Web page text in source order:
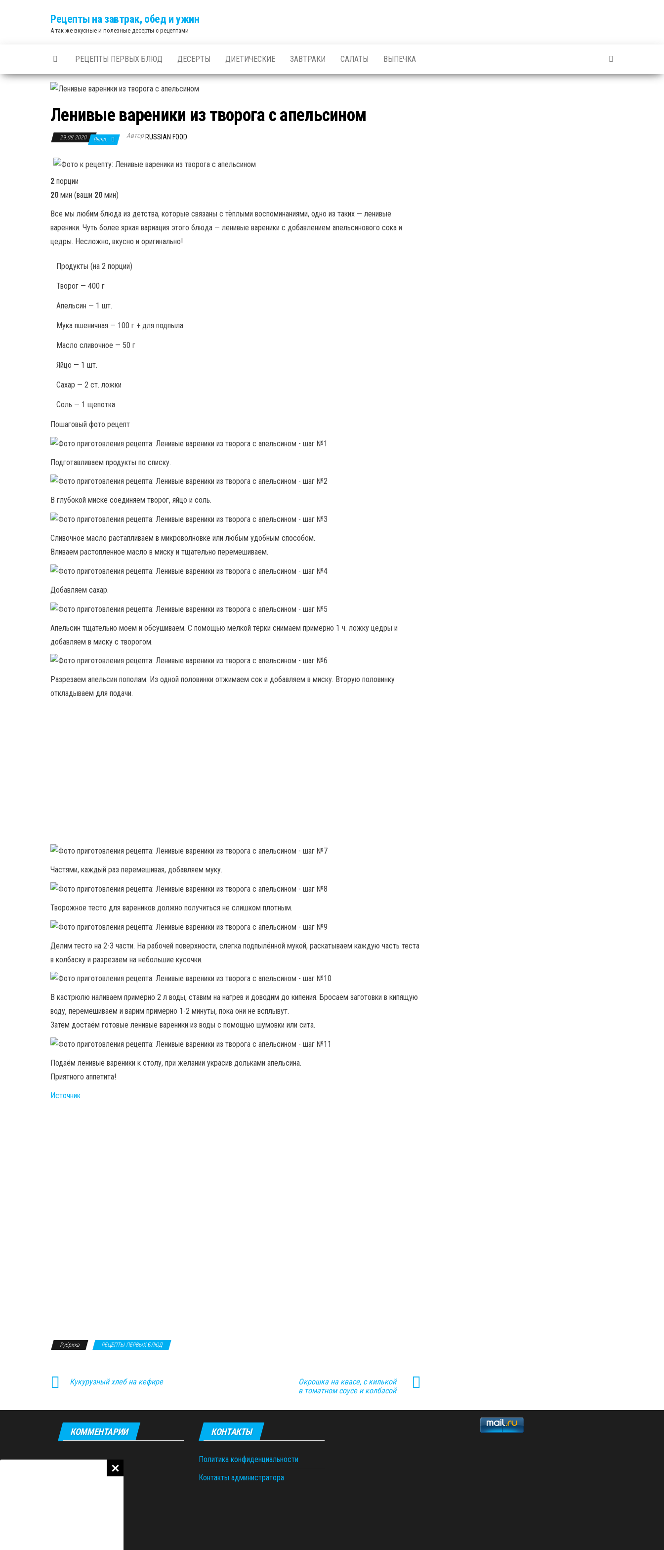
Рецепты на завтрак, обед и ужин
А так же вкусные и полезные десерты с рецептами
РЕЦЕПТЫ ПЕРВЫХ БЛЮД ДЕСЕРТЫ ДИЕТИЧЕСКИЕ ЗАВТРАКИ САЛАТЫ ВЫПЕЧКА
Ленивые вареники из творога с апельсином
29.08.2020 Выкл. Автор RUSSIAN FOOD
2 порции
20 мин (ваши 20 мин)
Все мы любим блюда из детства, которые связаны с тёплыми воспоминаниями, одно из таких — ленивые
вареники. Чуть более яркая вариация этого блюда — ленивые вареники с добавлением апельсинового сока и
цедры. Несложно, вкусно и оригинально!
Продукты (на 2 порции)
Творог — 400 г
Апельсин — 1 шт.
Мука пшеничная — 100 г + для подпыла
Масло сливочное — 50 г
Яйцо — 1 шт.
Сахар — 2 ст. ложки
Соль — 1 щепотка
Пошаговый фото рецепт
Подготавливаем продукты по списку.
В глубокой миске соединяем творог, яйцо и соль.
Сливочное масло растапливаем в микроволновке или любым удобным способом.
Вливаем растопленное масло в миску и тщательно перемешиваем.
Добавляем сахар.
Апельсин тщательно моем и обсушиваем. С помощью мелкой тёрки снимаем примерно 1 ч. ложку цедры и
добавляем в миску с творогом.
Разрезаем апельсин пополам. Из одной половинки отжимаем сок и добавляем в миску. Вторую половинку
откладываем для подачи.
Частями, каждый раз перемешивая, добавляем муку.
Творожное тесто для вареников должно получиться не слишком плотным.
Делим тесто на 2-3 части. На рабочей поверхности, слегка подпылённой мукой, раскатываем каждую часть теста
в колбаску и разрезаем на небольшие кусочки.
В кастрюлю наливаем примерно 2 л воды, ставим на нагрев и доводим до кипения. Бросаем заготовки в кипящую
воду, перемешиваем и варим примерно 1-2 минуты, пока они не всплывут.
Затем достаём готовые ленивые вареники из воды с помощью шумовки или сита.
Подаём ленивые вареники к столу, при желании украсив дольками апельсина.
Приятного аппетита!
Источник
Рубрика РЕЦЕПТЫ ПЕРВЫХ БЛЮД
Кукурузный хлеб на кефире
Окрошка на квасе, с килькой
в томатном соусе и колбасой
КОММЕНТАРИИ КОНТАКТЫ
Политика конфиденциальности
Контакты администратора